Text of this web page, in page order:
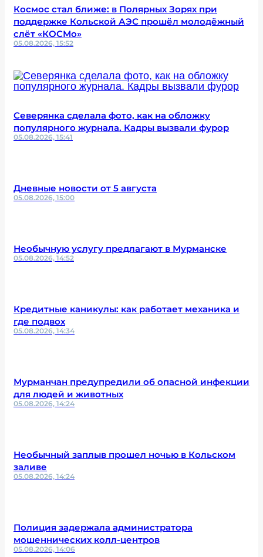
Космос стал ближе: в Полярных Зорях при
поддержке Кольской АЭС прошёл молодёжный
слёт «КОСМо»
05.08.2026, 15:52
Северянка сделала фото, как на обложку
популярного журнала. Кадры вызвали фурор
05.08.2026, 15:41
Дневные новости от 5 августа
05.08.2026, 15:00
Необычную услугу предлагают в Мурманске
05.08.2026, 14:52
Кредитные каникулы: как работает механика и
где подвох
05.08.2026, 14:34
Мурманчан предупредили об опасной инфекции
для людей и животных
05.08.2026, 14:24
Необычный заплыв прошел ночью в Кольском
заливе
05.08.2026, 14:24
Полиция задержала администратора
мошеннических колл-центров
05.08.2026, 14:06